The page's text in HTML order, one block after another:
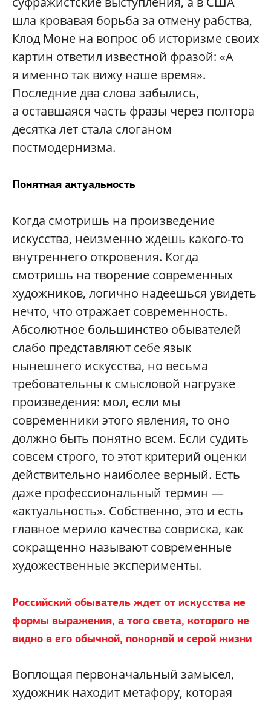
шла кровавая борьба за отмену рабства,
Клод Моне на вопрос об историзме своих
картин ответил известной фразой: «А
я именно так вижу наше время».
Последние два слова забылись,
а оставшаяся часть фразы через полтора
десятка лет стала слоганом
постмодернизма.
Понятная актуальность
Когда смотришь на произведение
искусства, неизменно ждешь какого-то
внутреннего откровения. Когда
смотришь на творение современных
художников, логично надеешься увидеть
нечто, что отражает современность.
Абсолютное большинство обывателей
слабо представляют себе язык
нынешнего искусства, но весьма
требовательны к смысловой нагрузке
произведения: мол, если мы
современники этого явления, то оно
должно быть понятно всем. Если судить
совсем строго, то этот критерий оценки
действительно наиболее верный. Есть
даже профессиональный термин —
«актуальность». Собственно, это и есть
главное мерило качества совриска, как
сокращенно называют современные
художественные эксперименты.
Российский обыватель ждет от искусства не
формы выражения, а того света, которого не
видно в его обычной, покорной и серой жизни
Воплощая первоначальный замысел,
художник находит метафору, которая